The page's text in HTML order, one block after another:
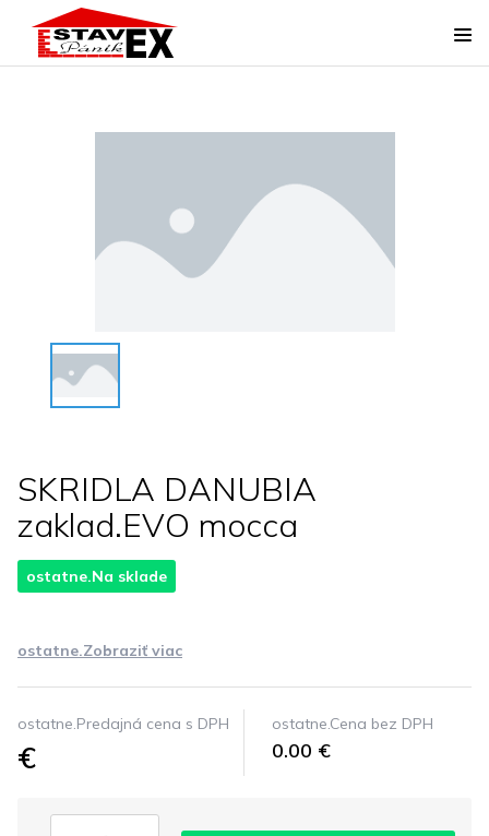
SKRIDLA DANUBIA
zaklad.EVO mocca
ostatne.Na sklade
ostatne.Zobraziť viac
ostatne.Predajná cena s DPH
€
ostatne.Cena bez DPH
0.00 €